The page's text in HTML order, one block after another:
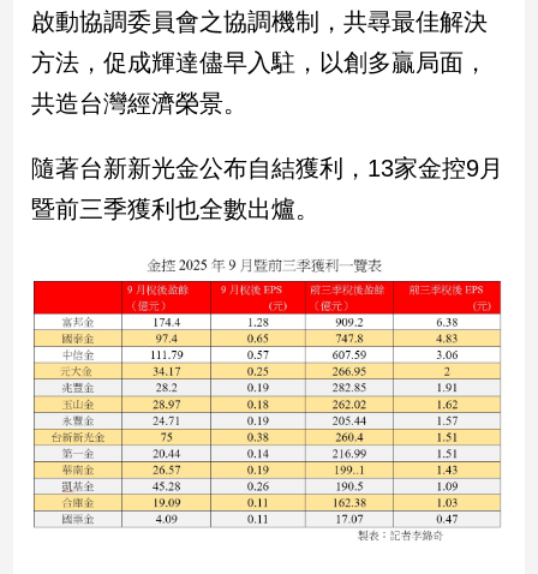
區
【我
的
觀
啟動協調委員會之協調機制，共尋最佳解決
方法，促成輝達儘早入駐，以創多贏局面，
共造台灣經濟榮景。
隨著台新新光金公布自結獲利，13家金控9月
暨前三季獲利也全數出爐。